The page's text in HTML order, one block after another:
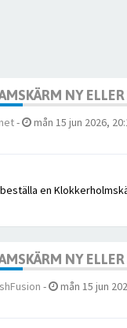
NY
- mån 15 jun 2026,
en
NY
- mån 15 jun